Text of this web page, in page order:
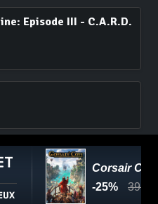
Episode III - C.A.R.D.